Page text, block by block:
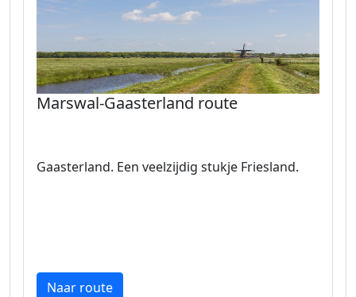
Marswal-Gaasterland route
Gaasterland. Een veelzijdig stukje Friesland.
Naar route